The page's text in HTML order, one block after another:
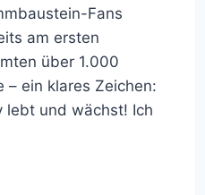
Fans
am ersten
über 1.000
– ein klares Zeichen:
lebt und wächst! Ich